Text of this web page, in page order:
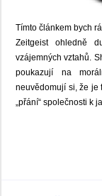
Tímto článkem bych
Zeitgeist ohledně
vzájemných vztahů.
poukazují na
neuvědomují si, že je
„přání“ společnosti k